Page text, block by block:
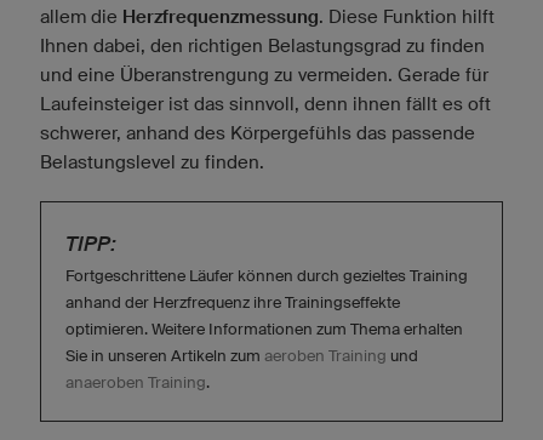
allem die Herzfrequenzmessung. Diese Funktion hilft
Ihnen dabei, den richtigen Belastungsgrad zu finden
und eine Überanstrengung zu vermeiden. Gerade für
Laufeinsteiger ist das sinnvoll, denn ihnen fällt es oft
schwerer, anhand des Körpergefühls das passende
Belastungslevel zu finden.
TIPP:
Fortgeschrittene Läufer können durch gezieltes Training
anhand der Herzfrequenz ihre Trainingseffekte
optimieren. Weitere Informationen zum Thema erhalten
Sie in unseren Artikeln zum aeroben Training und
anaeroben Training.